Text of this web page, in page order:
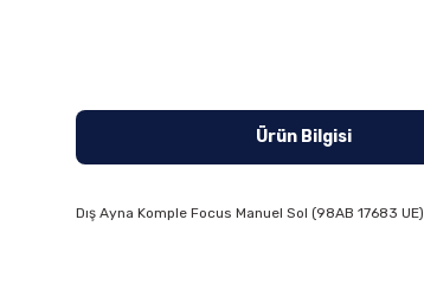
Ürün Bilgisi
Dış Ayna Komple Focus Manuel Sol (98AB 17683 UE)